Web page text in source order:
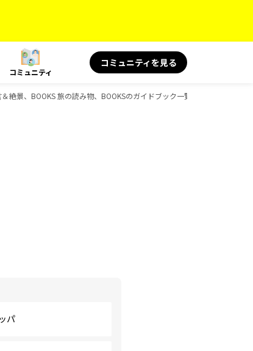
コミュニティ
コミュニティを見る
景、BOOKS 旅の読み物、BOOKSのガイドブック一覧
パ